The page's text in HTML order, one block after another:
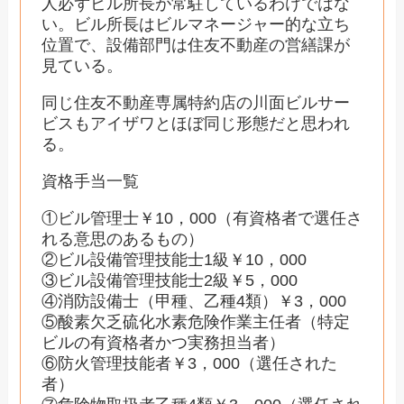
い。ビル所長はビルマネージャー的な立ち
位置で、設備部門は住友不動産の営繕課が
見ている。
同じ住友不動産専属特約店の川面ビルサー
ビスもアイザワとほぼ同じ形態だと思われ
る。
資格手当一覧
①ビル管理士￥10，000（有資格者で選任さ
れる意思のあるもの）
②ビル設備管理技能士1級￥10，000
③ビル設備管理技能士2級￥5，000
④消防設備士（甲種、乙種4類）￥3，000
⑤酸素欠乏硫化水素危険作業主任者（特定
ビルの有資格者かつ実務担当者）
⑥防火管理技能者￥3，000（選任された
者）